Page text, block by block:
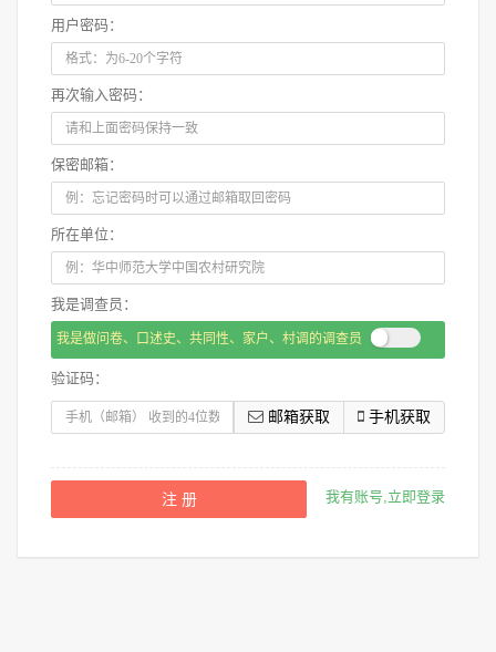
用户密码：
再次输入密码：
保密邮箱：
所在单位：
我是调查员：
我是做问卷、口述史、共同性、家户、村调的调查员
验证码：
注 册 我有账号,立即登录